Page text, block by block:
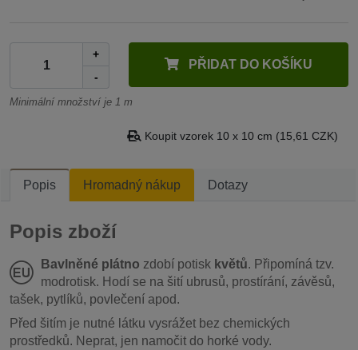
+
-
PŘIDAT DO KOŠÍKU
Minimální množství je 1 m
Koupit vzorek 10 x 10 cm (15,61 CZK)
Popis Hromadný nákup Dotazy
Popis zboží
Bavlněné plátno zdobí potisk květů. Připomíná tzv.
modrotisk. Hodí se na šití ubrusů, prostírání, závěsů,
tašek, pytlíků, povlečení apod.
Před šitím je nutné látku vysrážet bez chemických
prostředků. Neprat, jen namočit do horké vody.